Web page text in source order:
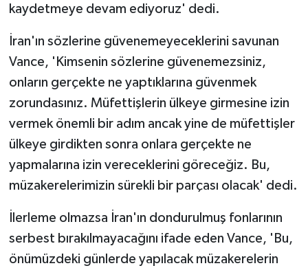
kaydetmeye devam ediyoruz' dedi.
İran'ın sözlerine güvenemeyeceklerini savunan
Vance, 'Kimsenin sözlerine güvenemezsiniz,
onların gerçekte ne yaptıklarına güvenmek
zorundasınız. Müfettişlerin ülkeye girmesine izin
vermek önemli bir adım ancak yine de müfettişler
ülkeye girdikten sonra onlara gerçekte ne
yapmalarına izin vereceklerini göreceğiz. Bu,
müzakerelerimizin sürekli bir parçası olacak' dedi.
İlerleme olmazsa İran'ın dondurulmuş fonlarının
serbest bırakılmayacağını ifade eden Vance, 'Bu,
önümüzdeki günlerde yapılacak müzakerelerin